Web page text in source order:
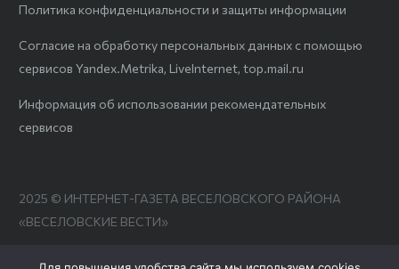
Политика конфиденциальности и защиты информации
Согласие на обработку персональных данных с помощью
сервисов Yandex.Metrika, LiveInternet, top.mail.ru
Информация об использовании рекомендательных
сервисов
2025 © ИНТЕРНЕТ-ГАЗЕТА ВЕСЕЛОВСКОГО РАЙОНА
«ВЕСЕЛОВСКИЕ ВЕСТИ»